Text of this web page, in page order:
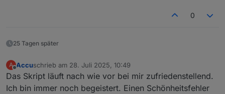
0
25 Tagen später
A
Offline
Accuschrieb am 28. Juli 2025, 10:49
zuletzt editiert von
Das Skript läuft nach wie vor bei mir zufriedenstellend.
Ich bin immer noch begeistert. Einen Schönheitsfehler